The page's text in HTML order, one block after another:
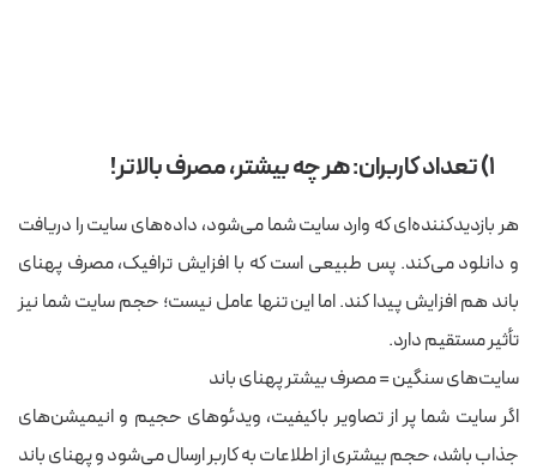
۱) تعداد کاربران: هر چه بیشتر، مصرف بالاتر!
هر بازدیدکننده‌ای که وارد سایت شما می‌شود، داده‌های سایت را دریافت
و دانلود می‌کند. پس طبیعی است که با افزایش ترافیک، مصرف پهنای
باند هم افزایش پیدا کند. اما این تنها عامل نیست؛ حجم سایت شما نیز
تأثیر مستقیم دارد.
سایت‌های سنگین = مصرف بیشتر پهنای باند
اگر سایت شما پر از تصاویر باکیفیت، ویدئوهای حجیم و انیمیشن‌های
جذاب باشد، حجم بیشتری از اطلاعات به کاربر ارسال می‌شود و پهنای باند